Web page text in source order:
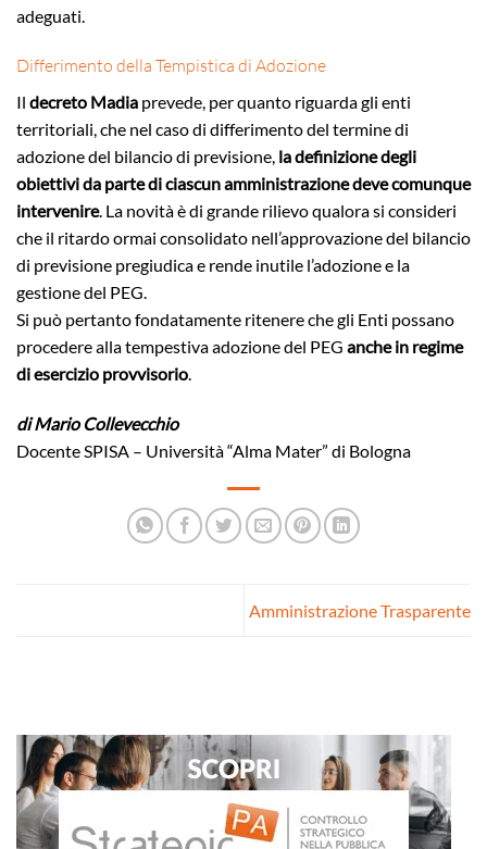
adeguati.
Differimento della Tempistica di Adozione
Il decreto Madia prevede, per quanto riguarda gli enti
territoriali, che nel caso di differimento del termine di
adozione del bilancio di previsione, la definizione degli
obiettivi da parte di ciascun amministrazione deve comunque
intervenire. La novità è di grande rilievo qualora si consideri
che il ritardo ormai consolidato nell’approvazione del bilancio
di previsione pregiudica e rende inutile l’adozione e la
gestione del PEG.
Si può pertanto fondatamente ritenere che gli Enti possano
procedere alla tempestiva adozione del PEG anche in regime
di esercizio provvisorio.
di Mario Collevecchio
Docente SPISA – Università “Alma Mater” di Bologna
Amministrazione Trasparente